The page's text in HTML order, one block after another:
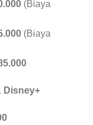
(Biaya
(Biaya
Disney+